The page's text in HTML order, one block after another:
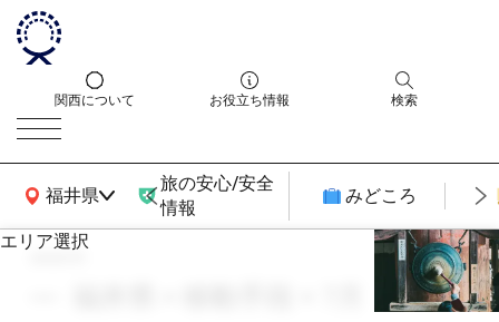
関西について お役立ち情報 検索
福井県
関西広域MAP
旅の安心/安全
情報
みどころ
エリア選択
エ
search